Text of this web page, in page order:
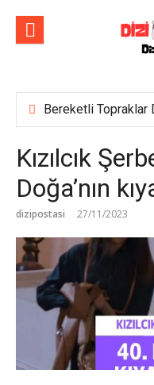
Kızılcık
Doğa’nın
dizipostasi 27/11/2023